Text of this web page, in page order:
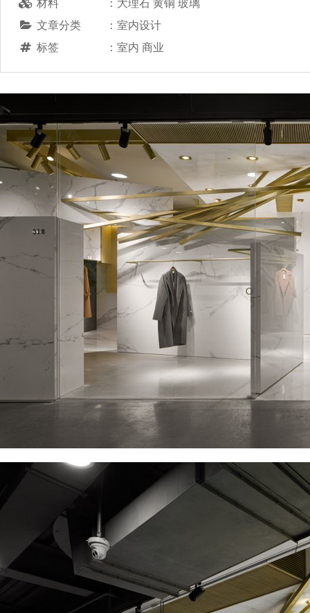
文章分类
： 室内设计
标签
： 室内 商业